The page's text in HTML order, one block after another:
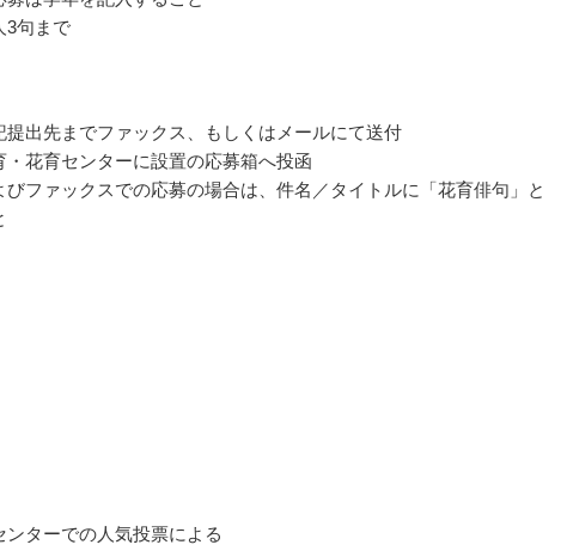
3句まで
提出先までファックス、もしくはメールにて送付
・花育センターに設置の応募箱へ投函
ファックスでの応募の場合は、件名／タイトルに「花育俳句」と
ンターでの人気投票による